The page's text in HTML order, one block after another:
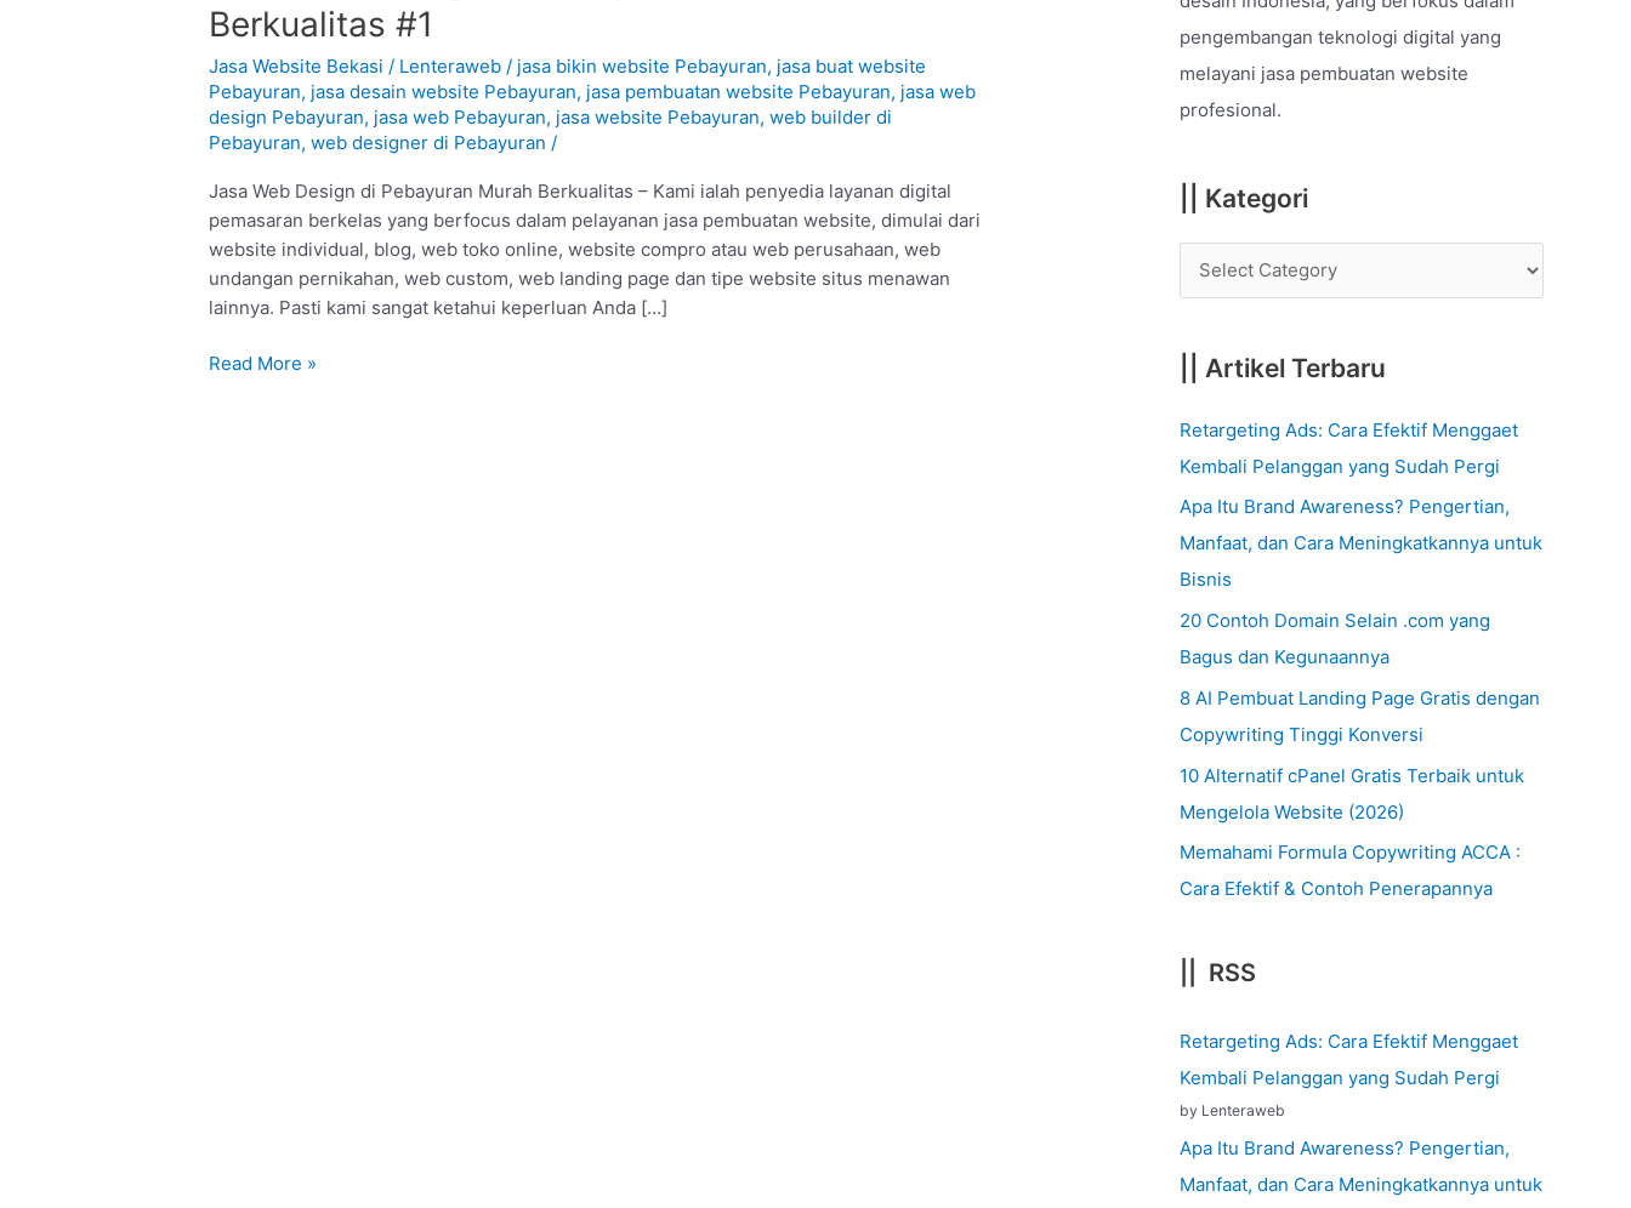
Berkualitas #1
Jasa Website Bekasi / Lenteraweb/ jasa bikin website Pebayuran, jasa buat website
Pebayuran, jasa desain website Pebayuran, jasa pembuatan website Pebayuran, jasa web
design Pebayuran, jasa web Pebayuran, jasa website Pebayuran,web builder di
Pebayuran,web designer di Pebayuran /
Jasa Web Design di Pebayuran Murah Berkualitas – Kami ialah penyedia layanan digital
pemasaran berkelas yang berfocus dalam pelayanan jasa pembuatan website, dimulai dari
website individual, blog, web toko online, website compro atau web perusahaan, web
undangan pernikahan, web custom, web landing page dan tipe website situs menawan
lainnya. Pasti kami sangat ketahui keperluan Anda […]
Design
di
Pebayuran
–
Bekasi
Murah
Berkualitas
#1
Read More »
o
r
:
pengembangan teknologi digital yang
melayani jasa pembuatan website
profesional.
|| Kategori
|| Artikel Terbaru
Retargeting Ads: Cara Efektif Menggaet
Kembali Pelanggan yang Sudah Pergi
Apa Itu Brand Awareness? Pengertian,
Manfaat, dan Cara Meningkatkannya untuk
Bisnis
20 Contoh Domain Selain .com yang
Bagus dan Kegunaannya
8 AI Pembuat Landing Page Gratis dengan
Copywriting Tinggi Konversi
10 Alternatif cPanel Gratis Terbaik untuk
Mengelola Website (2026)
Memahami Formula Copywriting ACCA :
Cara Efektif & Contoh Penerapannya
|| RSS
Retargeting Ads: Cara Efektif Menggaet
Kembali Pelanggan yang Sudah Pergi
by Lenteraweb
Apa Itu Brand Awareness? Pengertian,
Manfaat, dan Cara Meningkatkannya untuk